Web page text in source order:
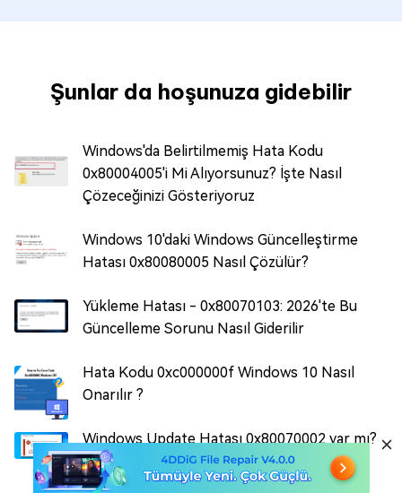
Şunlar da hoşunuza gidebilir
Windows'da Belirtilmemiş Hata Kodu
0x80004005'i Mi Alıyorsunuz? İşte Nasıl
Çözeceğinizi Gösteriyoruz
Windows 10'daki Windows Güncelleştirme
Hatası 0x80080005 Nasıl Çözülür?
Yükleme Hatası - 0x80070103: 2026'te Bu
Güncelleme Sorunu Nasıl Giderilir
Hata Kodu 0xc000000f Windows 10 Nasıl
Onarılır ?
Windows Update Hatası 0x80070002 var mı?
Oku bunu!